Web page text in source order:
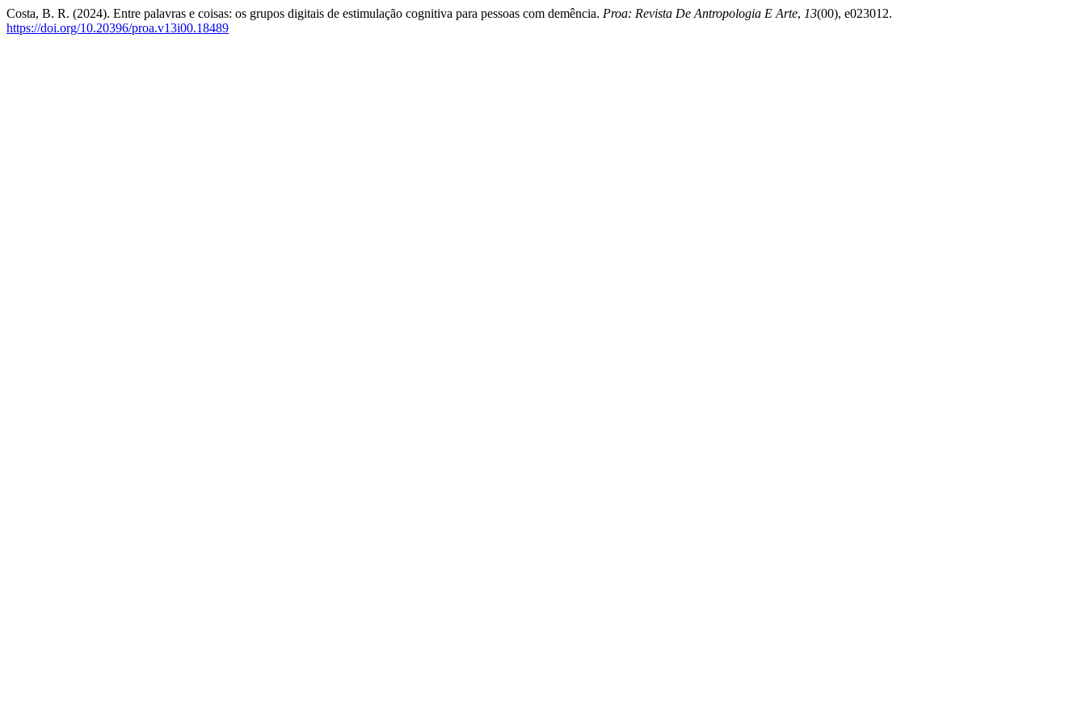
Costa, B. R. (2024). Entre palavras e coisas: os grupos digitais de estimulação cognitiva para pessoas com demência. Proa: Revista De Antropologia E Arte, 13(00), e023012.
https://doi.org/10.20396/proa.v13i00.18489